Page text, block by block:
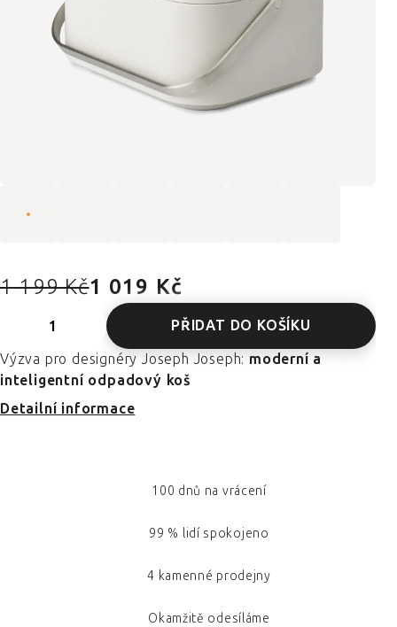
1 199 Kč1 019 Kč
PŘIDAT DO KOŠÍKU
Výzva pro designéry Joseph Joseph: moderní a
inteligentní odpadový koš
Detailní informace
100 dnů na vrácení
99 % lidí spokojeno
4 kamenné prodejny
Okamžitě odesíláme